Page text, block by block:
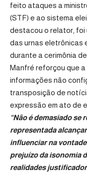
feito ataques a
(STF) e ao sistema
destacou o relator, foi
das urnas eletrônicas
durante a cerimônia
Manfré reforçou que
informações não
transposição de
expressão em ato de
“Não é demasiado se
representada
influenciar na
prejuízo da isonomia
realidades